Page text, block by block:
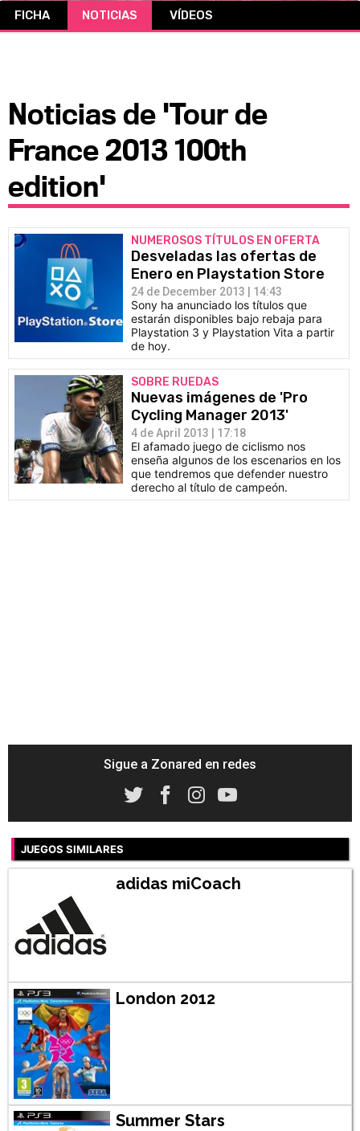
FICHA NOTICIAS VÍDEOS
Noticias de 'Tour de
France 2013 100th
edition'
NUMEROSOS TÍTULOS EN OFERTA
Desveladas las ofertas de
Enero en Playstation Store
24 de December 2013 | 14:43
Sony ha anunciado los títulos que
estarán disponibles bajo rebaja para
Playstation 3 y Playstation Vita a partir
de hoy.
SOBRE RUEDAS
Nuevas imágenes de 'Pro
Cycling Manager 2013'
4 de April 2013 | 17:18
El afamado juego de ciclismo nos
enseña algunos de los escenarios en los
que tendremos que defender nuestro
derecho al título de campeón.
Sigue a Zonared en redes
JUEGOS SIMILARES
adidas miCoach
London 2012
Summer Stars